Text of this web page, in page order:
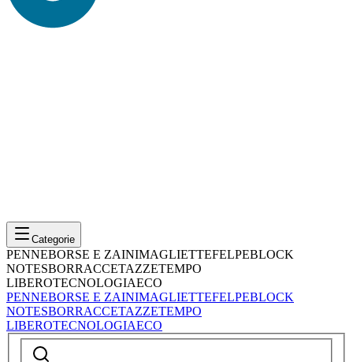
Categorie
PENNEBORSE E ZAINIMAGLIETTEFELPEBLOCK
NOTESBORRACCETAZZETEMPO
LIBEROTECNOLOGIAECO
PENNEBORSE E ZAINIMAGLIETTEFELPEBLOCK
NOTESBORRACCETAZZETEMPO
LIBEROTECNOLOGIAECO